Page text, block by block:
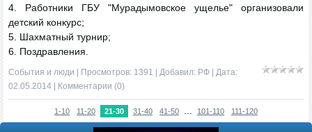
4. Работники ГБУ "Мурадымовское ущелье" организовали
детский конкурс;
5. Шахматный турнир;
6. Поздравления.
События и люди | Просмотров: 1391 | Добавил: РФ | Дата:
02.05.2014
Комментарии (0)
1-10 11-20 21-30 31-40 41-50 101-110 111-120